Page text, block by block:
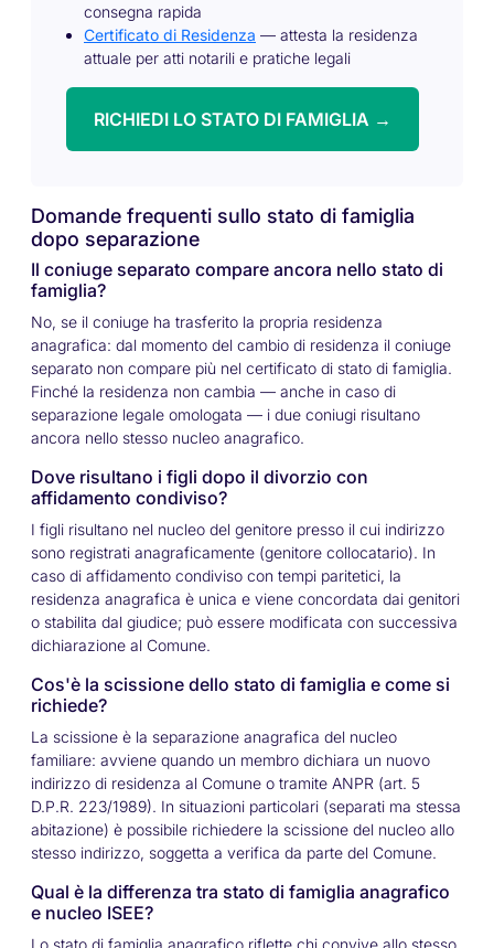
consegna rapida
Certificato di Residenza — attesta la residenza
attuale per atti notarili e pratiche legali
RICHIEDI LO STATO DI FAMIGLIA →
Domande frequenti sullo stato di famiglia
dopo separazione
Il coniuge separato compare ancora nello stato di
famiglia?
No, se il coniuge ha trasferito la propria residenza
anagrafica: dal momento del cambio di residenza il coniuge
separato non compare più nel certificato di stato di famiglia.
Finché la residenza non cambia — anche in caso di
separazione legale omologata — i due coniugi risultano
ancora nello stesso nucleo anagrafico.
Dove risultano i figli dopo il divorzio con
affidamento condiviso?
I figli risultano nel nucleo del genitore presso il cui indirizzo
sono registrati anagraficamente (genitore collocatario). In
caso di affidamento condiviso con tempi paritetici, la
residenza anagrafica è unica e viene concordata dai genitori
o stabilita dal giudice; può essere modificata con successiva
dichiarazione al Comune.
Cos'è la scissione dello stato di famiglia e come si
richiede?
La scissione è la separazione anagrafica del nucleo
familiare: avviene quando un membro dichiara un nuovo
indirizzo di residenza al Comune o tramite ANPR (art. 5
D.P.R. 223/1989). In situazioni particolari (separati ma stessa
abitazione) è possibile richiedere la scissione del nucleo allo
stesso indirizzo, soggetta a verifica da parte del Comune.
Qual è la differenza tra stato di famiglia anagrafico
e nucleo ISEE?